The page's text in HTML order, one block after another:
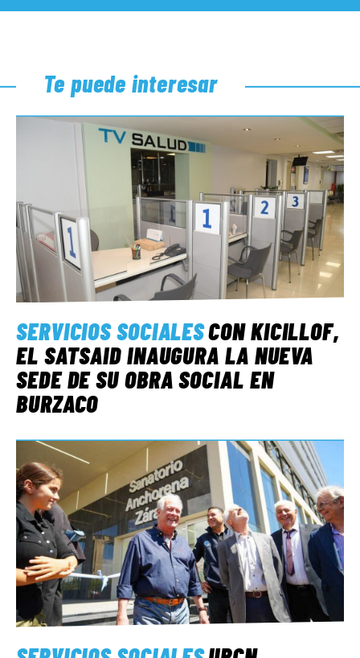
Te puede interesar
SERVICIOS SOCIALESCON KICILLOF,
EL SATSAID INAUGURA LA NUEVA
SEDE DE SU OBRA SOCIAL EN
BURZACO